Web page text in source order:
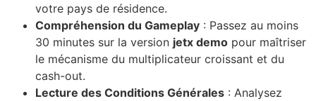
votre pays de résidence.
Compréhension du Gameplay : Passez au moins
30 minutes sur la version jetx demo pour maîtriser
le mécanisme du multiplicateur croissant et du
cash-out.
Lecture des Conditions Générales : Analysez